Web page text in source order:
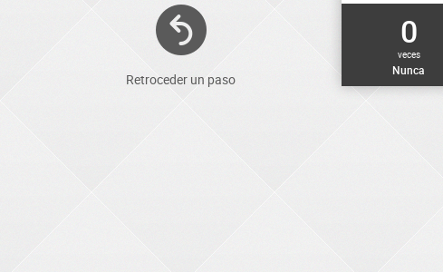
Retroceder un paso
0
veces
Nunca